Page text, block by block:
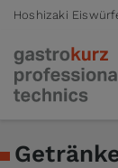
Hoshizaki